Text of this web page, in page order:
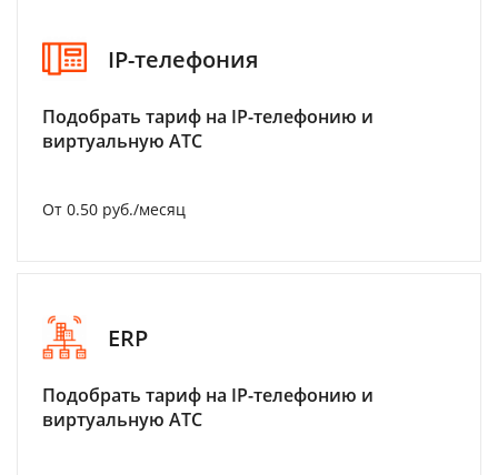
IP-телефония
Подобрать тариф на IP-телефонию и
виртуальную АТС
От 0.50 руб./месяц
ERP
Подобрать тариф на IP-телефонию и
виртуальную АТС